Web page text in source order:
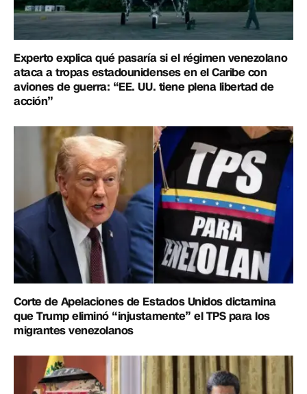
Experto explica qué pasaría si el régimen venezolano
ataca a tropas estadounidenses en el Caribe con
aviones de guerra: “EE. UU. tiene plena libertad de
acción”
Corte de Apelaciones de Estados Unidos dictamina
que Trump eliminó “injustamente” el TPS para los
migrantes venezolanos